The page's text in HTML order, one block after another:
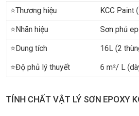
⭐Thương hiệu
KCC Paint
⭐Nhãn hiệu Sơn phủ
⭐Dung tích 16L (2
⭐Độ phủ lý thuyết 6 m²/ L
TÍNH CHẤT VẬT LÝ SƠN EPOXY